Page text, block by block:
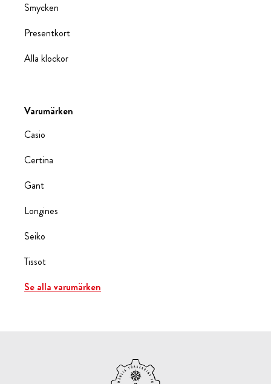
Smycken
Presentkort
Alla klockor
Varumärken
Casio
Certina
Gant
Longines
Seiko
Tissot
Se alla varumärken